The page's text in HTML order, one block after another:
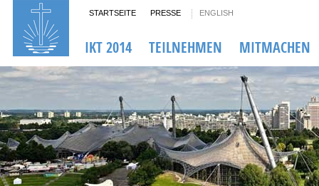
STARTSEITE PRESSE ENGLISH
IKT 2014 TEILNEHMEN MITMACHEN